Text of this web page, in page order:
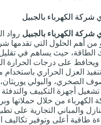
الكهرباء بالجبيل
الكهرباء بالجبيل رواد
من أهم الحلول التي تقدمها
الطاقة، حيث يساهم في تقليل
ويحافظ على درجات الحرارة
العزل الحراري
الصخري، والبولي
تشغيل أجهزة التكييف
من خلال حملاتها
والمباني التجارية على
طاقية أعلى وتوفير تكاليف